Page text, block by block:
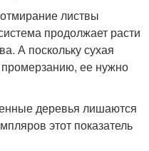
листвы
продолжает расти
А поскольку сухая
ее нужно
деревья лишаются
этот показатель